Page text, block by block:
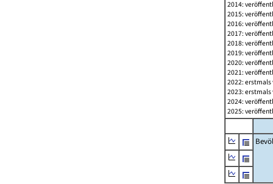
2014:
2015:
2016:
2017:
2018:
2019:
2020:
2021:
2022:
2023:
2024:
2025: